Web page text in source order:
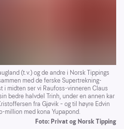
(t.v.) og de andre i Norsk Tippings
med de ferske Supertrekning-
midten ser vi Raufoss-vinneren Claus
bedre halvdel Trinh, under en annen kar
fra Gjøvik – og til høyre Edvin
million med kona Yupapond.
Foto: Privat og Norsk Tipping